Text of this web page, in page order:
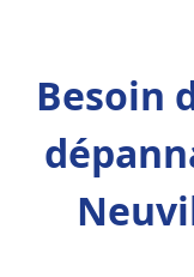
Besoin